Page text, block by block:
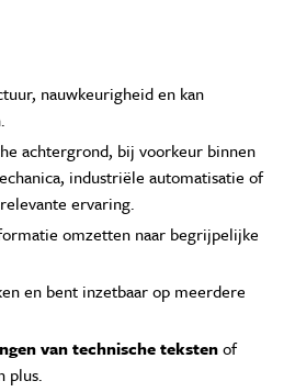
nauwkeurigheid en kan
achtergrond, bij voorkeur binnen
industriële automatisatie of
ervaring.
omzetten naar begrijpelijke
en bent inzetbaar op meerdere
van technische tekstenof
plus.